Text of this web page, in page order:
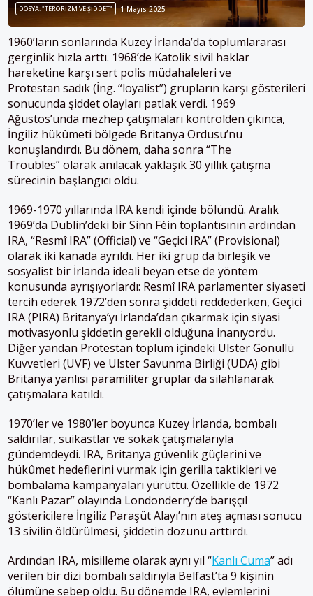
DOSYA: "TERÖRIZM VE ŞIDDET" 1 Mayıs 2025
1960’ların sonlarında Kuzey İrlanda’da toplumlararası
gerginlik hızla arttı. 1968’de Katolik sivil haklar
hareketine karşı sert polis müdahaleleri ve
Protestan sadık (İng. “loyalist”) grupların karşı gösterileri
sonucunda şiddet olayları patlak verdi​. 1969
Ağustos’unda mezhep çatışmaları kontrolden çıkınca,
İngiliz hükûmeti bölgede Britanya Ordusu’nu
konuşlandırdı​. Bu dönem, daha sonra “The
Troubles” olarak anılacak yaklaşık 30 yıllık çatışma
sürecinin başlangıcı oldu.
1969-1970 yıllarında IRA kendi içinde bölündü. Aralık
1969’da Dublin’deki bir Sinn Féin toplantısının ardından
IRA, “Resmî IRA” (Official) ve “Geçici IRA” (Provisional)
olarak iki kanada ayrıldı. Her iki grup da birleşik ve
sosyalist bir İrlanda ideali beyan etse de yöntem
konusunda ayrışıyorlardı: Resmî IRA parlamenter siyaseti
tercih ederek 1972’den sonra şiddeti reddederken, Geçici
IRA (PIRA) Britanya’yı İrlanda’dan çıkarmak için siyasi
motivasyonlu şiddetin gerekli olduğuna inanıyordu​.
Diğer yandan Protestan toplum içindeki Ulster Gönüllü
Kuvvetleri (UVF) ve Ulster Savunma Birliği (UDA) gibi
Britanya yanlısı paramiliter gruplar da silahlanarak
çatışmalara katıldı​.
1970’ler ve 1980’ler boyunca Kuzey İrlanda, bombalı
saldırılar, suikastlar ve sokak çatışmalarıyla
gündemdeydi. IRA, Britanya güvenlik güçlerini ve
hükûmet hedeflerini vurmak için gerilla taktikleri ve
bombalama kampanyaları yürüttü​. Özellikle de 1972
“Kanlı Pazar” olayında Londonderry’de barışçıl
göstericilere İngiliz Paraşüt Alayı’nın ateş açması sonucu
13 sivilin öldürülmesi, şiddetin dozunu arttırdı.
Ardından IRA, misilleme olarak aynı yıl “Kanlı Cuma” adı
verilen bir dizi bombalı saldırıyla Belfast’ta 9 kişinin
ölümüne sebep oldu​. Bu dönemde IRA, eylemlerini